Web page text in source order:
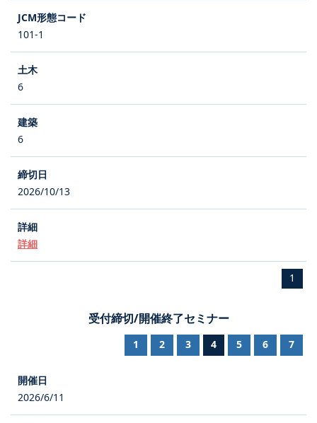
101-1
6
6
2026/10/13
詳細
1
受付締切/開催終了セミナー
1 2 3 4 5 6 7
2026/6/11